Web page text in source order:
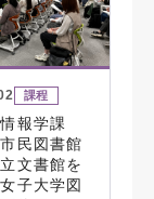
課程
報学課
民図書館
文書館を
子大学図